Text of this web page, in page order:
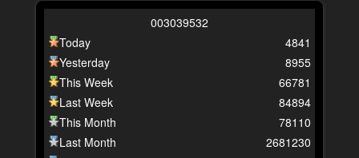
003039532
Today
Yesterday
This Week
Last Week
This Month
Last Month
4841
8955
66781
84894
78110
2681230